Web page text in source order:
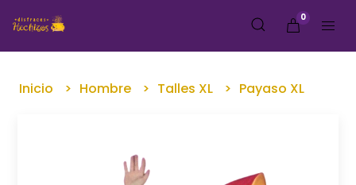
0
Inicio Hombre Talles XL Payaso XL